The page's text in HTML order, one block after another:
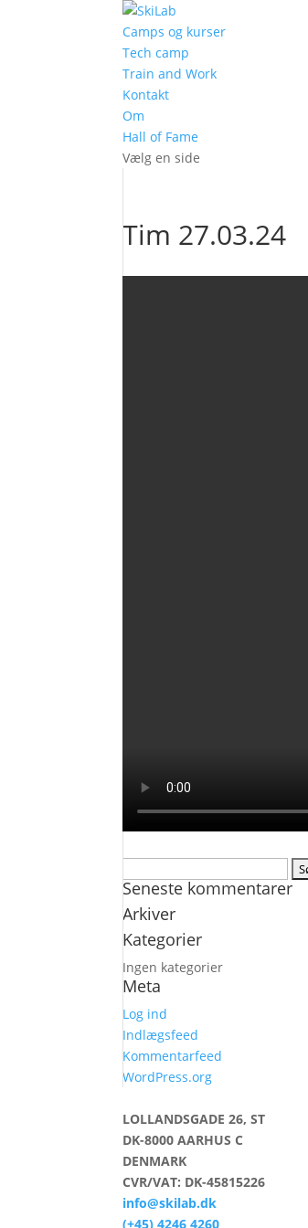
Camps og kurser
Tech camp
Train and Work
Kontakt
Om
Hall of Fame
Vælg en side
Tim 27.03.24
efter:
Seneste kommentarer
Arkiver
Kategorier
Ingen kategorier
Meta
Log ind
Indlægsfeed
Kommentarfeed
WordPress.org
LOLLANDSGADE 26, ST
DK-8000 AARHUS C
DENMARK
CVR/VAT: DK-45815226
info@skilab.dk
(+45) 4246 4260